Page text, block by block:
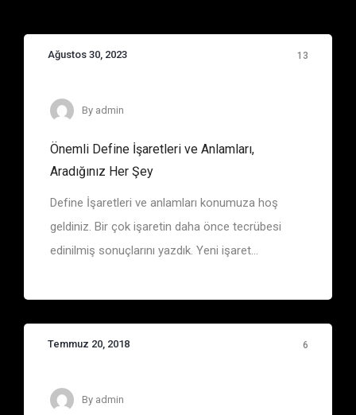
Ağustos 30, 2023 13
Define İşaretleri
By admin
Önemli Define İşaretleri ve Anlamları,
Aradığınız Her Şey
Define İşaretleri ve anlamları konumuza hoş
geldiniz. Bir çok işaretin daha önce tecrübesi
edinilmiş sonuçlarını yazdık. Yeni işaret...
Temmuz 20, 2018 6
By admin